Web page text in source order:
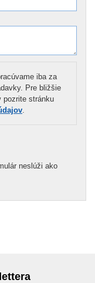
iba za
Pre bližšie
pozrite stránku
neslúži ako